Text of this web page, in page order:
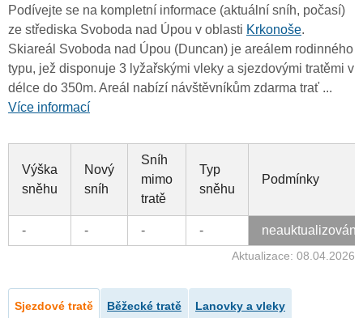
Podívejte se na kompletní informace (aktuální sníh, počasí)
ze střediska Svoboda nad Úpou v oblasti Krkonoše.
Skiareál Svoboda nad Úpou (Duncan) je areálem rodinného
typu, jež disponuje 3 lyžařskými vleky a sjezdovými tratěmi v
délce do 350m. Areál nabízí návštěvníkům zdarma trať ...
Více informací
Výška
sněhu
Nový
sníh
Sníh
mimo
tratě
Typ
sněhu
Podmínky
- - - - neauktualizováno
Aktualizace: 08.04.2026
Sjezdové tratě Běžecké tratě Lanovky a vleky